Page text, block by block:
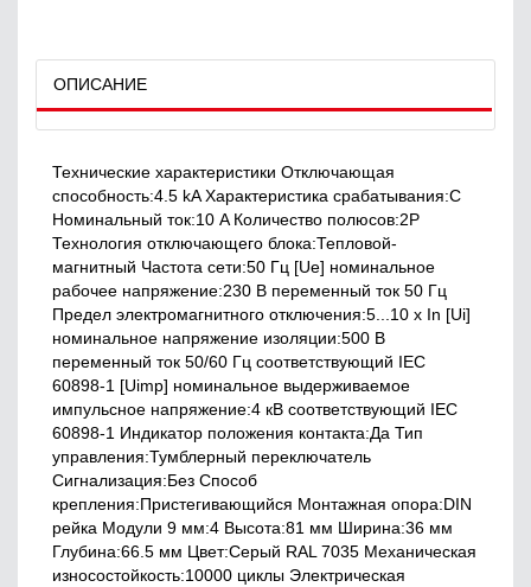
ОПИСАНИЕ
Технические характеристики Отключающая
способность:4.5 kA Характеристика срабатывания:C
Номинальный ток:10 A Количество полюсов:2P
Технология отключающего блока:Тепловой-
магнитный Частота сети:50 Гц [Ue] номинальное
рабочее напряжение:230 В переменный ток 50 Гц
Предел электромагнитного отключения:5...10 x In [Ui]
номинальное напряжение изоляции:500 В
переменный ток 50/60 Гц соответствующий IEC
60898-1 [Uimp] номинальное выдерживаемое
импульсное напряжение:4 кВ соответствующий IEC
60898-1 Индикатор положения контакта:Да Тип
управления:Тумблерный переключатель
Сигнализация:Без Способ
крепления:Пристегивающийся Монтажная опора:DIN
рейка Модули 9 мм:4 Высота:81 мм Ширина:36 мм
Глубина:66.5 мм Цвет:Серый RAL 7035 Механическая
износостойкость:10000 циклы Электрическая